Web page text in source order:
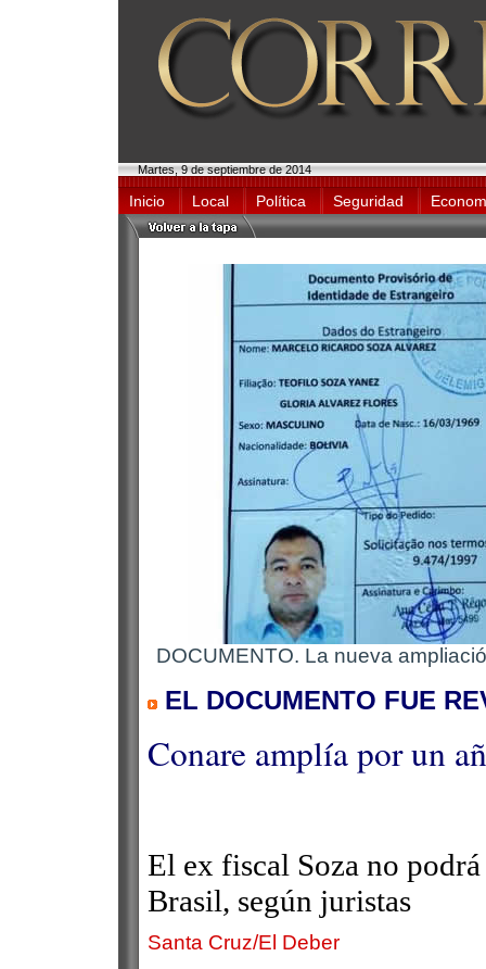
Martes, 9 de septiembre de 2014
Inicio Local Política Seguridad
DOCUMENTO. La nueva
EL DOCUMENTO FUE
Conare amplía por un
El ex fiscal Soza no
Brasil, según juristas
Santa Cruz/El Deber